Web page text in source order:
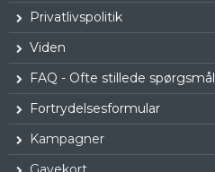
Privatlivspolitik
Viden
FAQ - Ofte stillede spørgsmål
Fortrydelsesformular
Kampagner